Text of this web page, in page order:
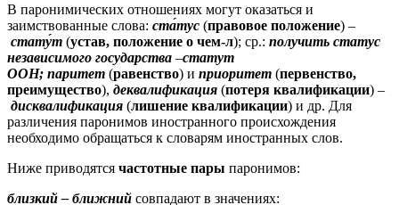
В паронимических отношениях могут оказаться и
заимствованные слова: ста́тус (правовое положение) –
стату́т (устав, положение о чем-л); ср.: получить статус
независимого государства –статут
ООН; паритет (равенство) и приоритет (первенство,
преимущество), деквалификация (потеря квалификации) –
дисквалификация (лишение квалификации) и др. Для
различения паронимов иностранного происхождения
необходимо обращаться к словарям иностранных слов.
Ниже приводятся частотные пары паронимов:
близкий – ближний совпадают в значениях: